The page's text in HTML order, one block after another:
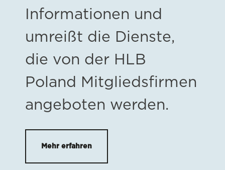
Informationen und
umreißt die Dienste,
die von der HLB
Poland Mitgliedsfirmen
angeboten werden.
Mehr erfahren